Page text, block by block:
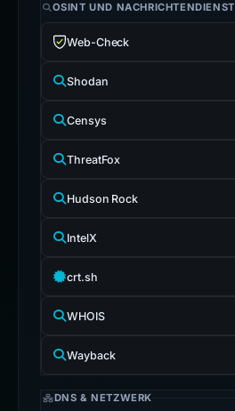
OSINT UND NACHRICHTENDIENST
Web-Check
Shodan
Censys
ThreatFox
Hudson Rock
IntelX
crt.sh
WHOIS
Wayback
DNS & NETZWERK